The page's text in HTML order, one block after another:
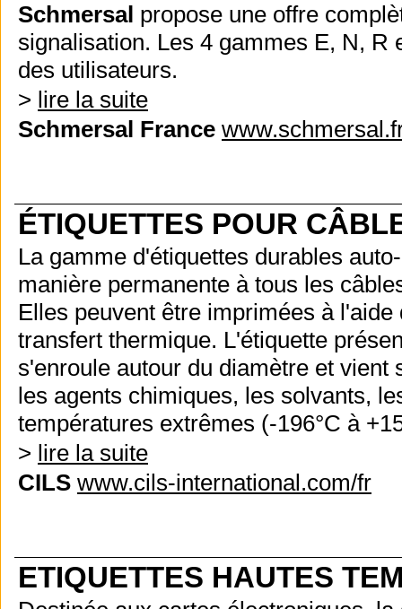
Schmersal propose une offre
signalisation. Les 4 gammes E, N, R
des utilisateurs.
> lire la suite
Schmersal France
ÉTIQUETTES POUR
La gamme d'étiquettes durables
manière permanente à tous les
Elles peuvent être imprimées à
transfert thermique. L'étiquette
s'enroule autour du diamètre et
les agents chimiques, les solvants,
températures extrêmes (-196°C à
> lire la suite
CILS www.cils-international.com/fr
ETIQUETTES HAUTES